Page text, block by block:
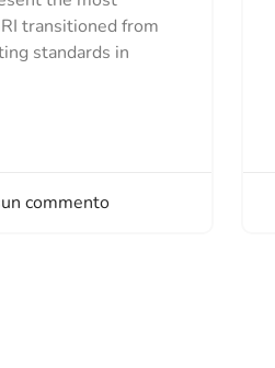
transitioned from
standards in
commento